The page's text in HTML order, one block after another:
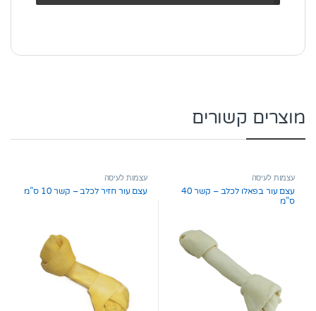
מוצרים קשורים
עצמות לעיסה
עצם עור בפאלו לכלב – קשר 40
ס”מ
עצמות לעיסה
עצם עור חזיר לכלב – קשר 10 ס”מ